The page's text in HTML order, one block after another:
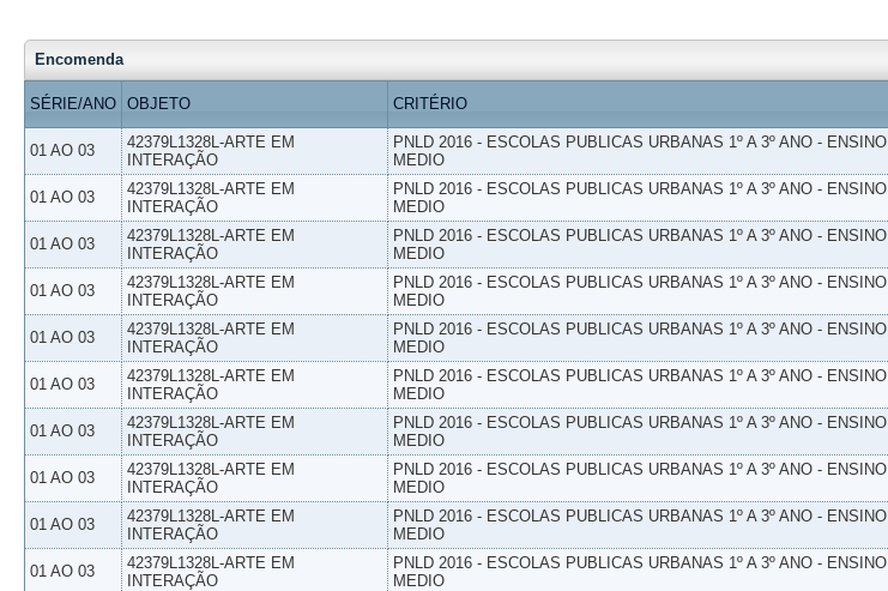
Encomenda
SÉRIE/ANO OBJETO CRITÉRIO
01 AO 03
42379L1328L-ARTE EM
INTERAÇÃO
PNLD 2016 - ESCOLAS PUBLICAS URBANAS 1º A 3º ANO - ENSINO
MEDIO
01 AO 03
42379L1328L-ARTE EM
INTERAÇÃO
PNLD 2016 - ESCOLAS PUBLICAS URBANAS 1º A 3º ANO - ENSINO
MEDIO
01 AO 03
42379L1328L-ARTE EM
INTERAÇÃO
PNLD 2016 - ESCOLAS PUBLICAS URBANAS 1º A 3º ANO - ENSINO
MEDIO
01 AO 03
42379L1328L-ARTE EM
INTERAÇÃO
PNLD 2016 - ESCOLAS PUBLICAS URBANAS 1º A 3º ANO - ENSINO
MEDIO
01 AO 03
42379L1328L-ARTE EM
INTERAÇÃO
PNLD 2016 - ESCOLAS PUBLICAS URBANAS 1º A 3º ANO - ENSINO
MEDIO
01 AO 03
42379L1328L-ARTE EM
INTERAÇÃO
PNLD 2016 - ESCOLAS PUBLICAS URBANAS 1º A 3º ANO - ENSINO
MEDIO
01 AO 03
42379L1328L-ARTE EM
INTERAÇÃO
PNLD 2016 - ESCOLAS PUBLICAS URBANAS 1º A 3º ANO - ENSINO
MEDIO
01 AO 03
42379L1328L-ARTE EM
INTERAÇÃO
PNLD 2016 - ESCOLAS PUBLICAS URBANAS 1º A 3º ANO - ENSINO
MEDIO
01 AO 03
42379L1328L-ARTE EM
INTERAÇÃO
PNLD 2016 - ESCOLAS PUBLICAS URBANAS 1º A 3º ANO - ENSINO
MEDIO
01 AO 03
42379L1328L-ARTE EM
INTERAÇÃO
PNLD 2016 - ESCOLAS PUBLICAS URBANAS 1º A 3º ANO - ENSINO
MEDIO